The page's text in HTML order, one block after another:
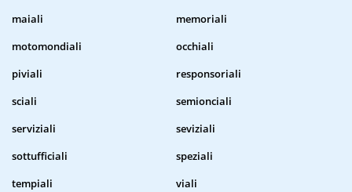
maiali
memoriali
motomondiali
occhiali
piviali
responsoriali
sciali
semionciali
serviziali
seviziali
sottufficiali
speziali
tempiali
viali